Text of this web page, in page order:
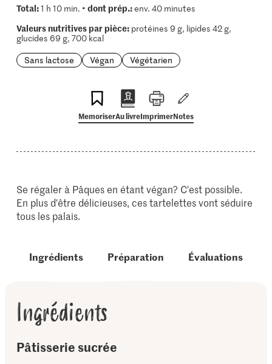
Total:1 h 10 min. • dont prép.:env. 40 minutes
Valeurs nutritives par pièce:protéines 9 g, lipides 42 g,
glucides 69 g, 700 kcal
Sans lactose
Végan Végétarien
MemoriserAu livreImprimerNotes
Se régaler à Pâques en étant végan? C'est possible.
En plus d'être délicieuses, ces tartelettes vont séduire
tous les palais.
Ingrédients Préparation Évaluations
Ingrédients
Pâtisserie sucrée